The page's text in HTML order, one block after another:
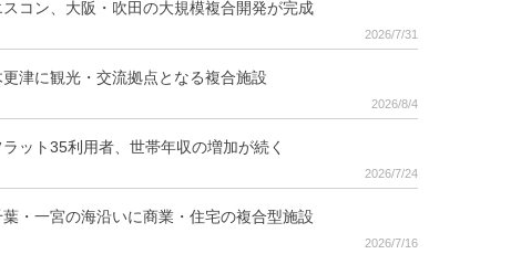
スコン、大阪・吹田の大規模複合開発が完成
2026/7/31
更津に観光・交流拠点となる複合施設
2026/8/4
ラット35利用者、世帯年収の増加が続く
2026/7/24
葉・一宮の海沿いに商業・住宅の複合型施設
2026/7/16